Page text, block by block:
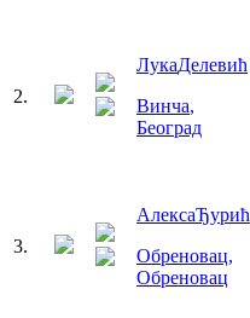
2.
ЛукаДелевић
Винча,
Београд
3.
АлексаЂурић
Обреновац,
Обреновац